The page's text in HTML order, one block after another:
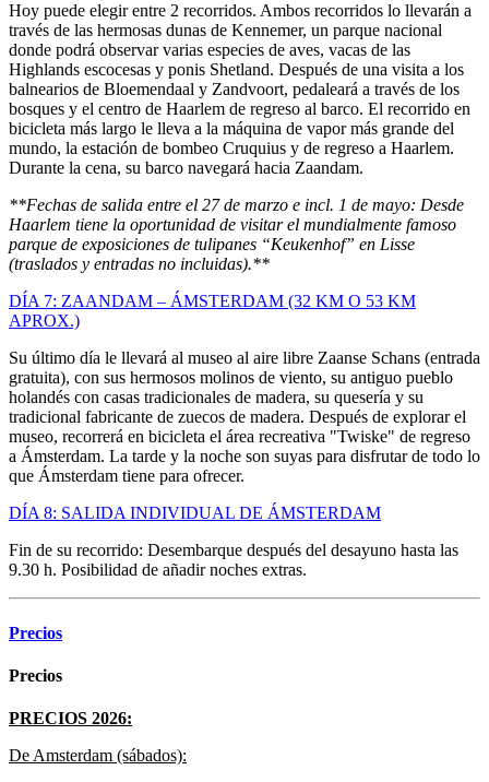
Hoy puede elegir entre 2 recorridos. Ambos recorridos lo llevarán a
través de las hermosas dunas de Kennemer, un parque nacional
donde podrá observar varias especies de aves, vacas de las
Highlands escocesas y ponis Shetland. Después de una visita a los
balnearios de Bloemendaal y Zandvoort, pedaleará a través de los
bosques y el centro de Haarlem de regreso al barco. El recorrido en
bicicleta más largo le lleva a la máquina de vapor más grande del
mundo, la estación de bombeo Cruquius y de regreso a Haarlem.
Durante la cena, su barco navegará hacia Zaandam.
**Fechas de salida entre el 27 de marzo e incl. 1 de mayo: Desde
Haarlem tiene la oportunidad de visitar el mundialmente famoso
parque de exposiciones de tulipanes “Keukenhof” en Lisse
(traslados y entradas no incluidas).**
DÍA 7: ZAANDAM – ÁMSTERDAM (32 KM O 53 KM
APROX.)
Su último día le llevará al museo al aire libre Zaanse Schans (entrada
gratuita), con sus hermosos molinos de viento, su antiguo pueblo
holandés con casas tradicionales de madera, su quesería y su
tradicional fabricante de zuecos de madera. Después de explorar el
museo, recorrerá en bicicleta el área recreativa "Twiske" de regreso
a Ámsterdam. La tarde y la noche son suyas para disfrutar de todo lo
que Ámsterdam tiene para ofrecer.
DÍA 8: SALIDA INDIVIDUAL DE ÁMSTERDAM
Fin de su recorrido: Desembarque después del desayuno hasta las
9.30 h. Posibilidad de añadir noches extras.
Precios
Precios
PRECIOS 2026:
De Amsterdam (sábados):